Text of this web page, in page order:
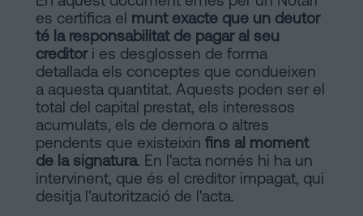
Segueix-
nos
xarxes
socials
signar
hipoteca
sense
cèdula
d’habitabilitat?
Contactar
es certifica el munt exacte que un deutor
té la responsabilitat de pagar al seu
creditori es desglossen de forma
detallada els conceptes que condueixen
a aquesta quantitat. Aquests poden ser el
total del capital prestat, els interessos
acumulats, els de demora o altres
pendents que existeixin fins al moment
de la signatura. En l'acta només hi ha un
intervinent, que és el creditor impagat, qui
desitja l'autorització de l'acta.